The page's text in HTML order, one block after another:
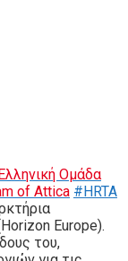
Ομάδα
of Attica #HRTA
Europe).
του,